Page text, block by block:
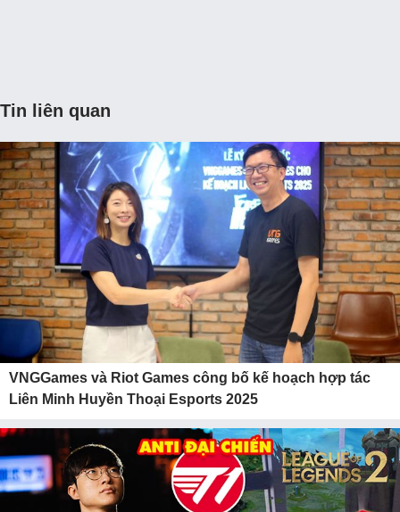
Tin liên quan
VNGGames và Riot Games công bố kế hoạch hợp tác
Liên Minh Huyền Thoại Esports 2025